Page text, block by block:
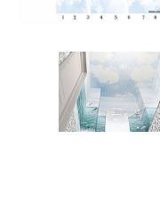
Компрессионные
Hyundai
Флуоресцентные
Шпатлевки,
Эмали
Магнитные